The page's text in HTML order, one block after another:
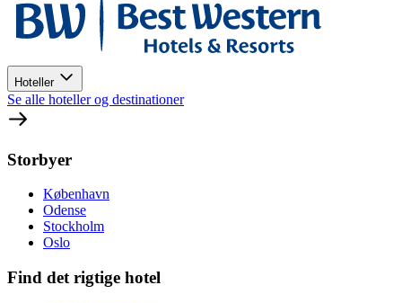
Hoteller
Se alle hoteller og destinationer
Storbyer
København
Odense
Stockholm
Oslo
Find det rigtige hotel